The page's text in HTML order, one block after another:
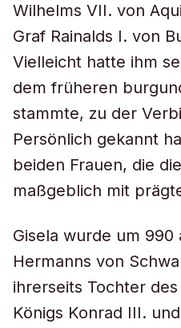
Wilhelms VII. von
Graf Rainalds I. von
Vielleicht hatte ihm
dem früheren
stammte, zu der
Persönlich gekannt
beiden Frauen, die
maßgeblich mit
Gisela wurde um 990
Hermanns von
ihrerseits Tochter
Königs Konrad III.